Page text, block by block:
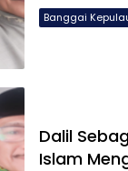
Banggai
Dalil
Islam